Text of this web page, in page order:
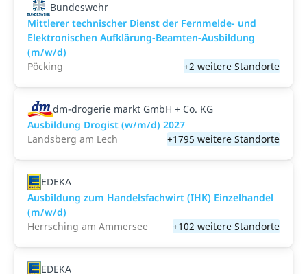
Bundeswehr
Mittlerer technischer Dienst der Fernmelde- und
Elektronischen Aufklärung-Beamten-Ausbildung
(m/w/d)
Pöcking
+2 weitere Standorte
dm-drogerie markt GmbH + Co. KG
Ausbildung Drogist (w/m/d) 2027
Landsberg am Lech
+1795 weitere Standorte
EDEKA
Ausbildung zum Handelsfachwirt (IHK) Einzelhandel
(m/w/d)
Herrsching am Ammersee
+102 weitere Standorte
EDEKA